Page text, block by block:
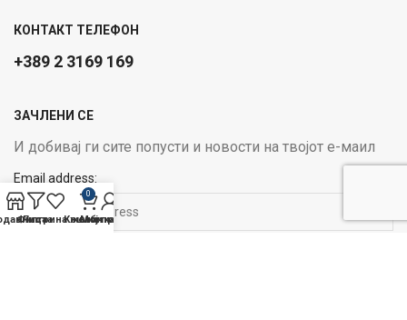
КОНТАКТ ТЕЛЕФОН
+389 2 3169 169
ЗАЧЛЕНИ СЕ
И добивај ги сите попусти и новости на твојот е-маил
Email address:
Филтри
Листа на желби
0
Кошничка
Мој профил